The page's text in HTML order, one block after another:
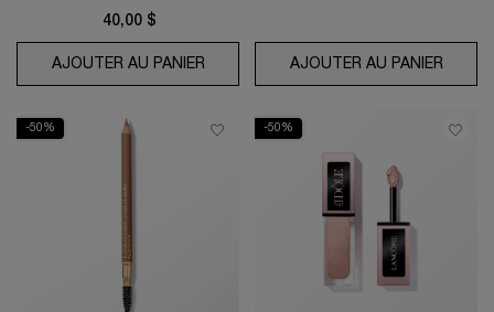
40,00 $
AJOUTER AU PANIERIDÔLE BRUME PARFUMÉE CHEVEUX &
AJOUTER AU PANIERBRÔW
-50% -50%